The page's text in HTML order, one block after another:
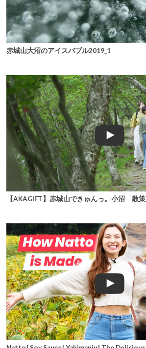
赤城山大沼のアイスバブル2019_1
【AKAGIFT】赤城山できゅんっ。小沼 散策